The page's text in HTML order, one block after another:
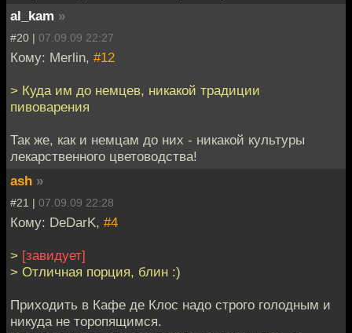
al_kam »
#20 | 07.09.09 22:27
Кому: Merlin, #12
> Куда им до немцев, никакой традиции
пивоварения
Так же, как и немцам до них - никакой культуры
лекарственного цветоводства!
ash »
#21 | 07.09.09 22:28
Кому: DeDarK, #4
> [завидует]
> Отличная порция, блин :)
Приходить в Кафе де Клос надо строго голодным и
никуда не торопящимся.